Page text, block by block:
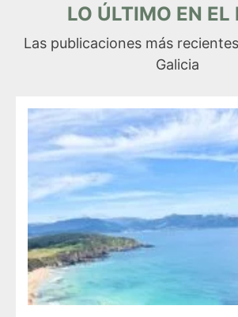
LO ÚLTIMO EN EL
Las publicaciones más
Galicia